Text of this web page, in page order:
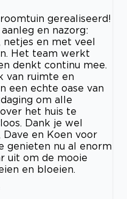
gerealiseerd!
en nazorg:
en met veel
Het team werkt
denkt continu mee.
van ruimte en
een echte oase van
om alle
het huis te
Dank je wel
Dave en Koen voor
genieten nu al enorm
uit om de mooie
en bloeien.